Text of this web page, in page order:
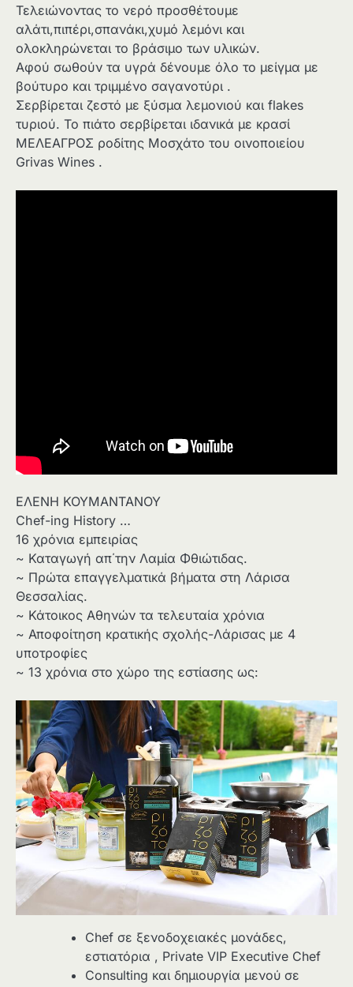
Τελειώνοντας το νερό προσθέτουμε
αλάτι,πιπέρι,σπανάκι,χυμό λεμόνι και
ολοκληρώνεται το βράσιμο των υλικών.
Αφού σωθούν τα υγρά δένουμε όλο το μείγμα με
βούτυρο και τριμμένο σαγανοτύρι .
Σερβίρεται ζεστό με ξύσμα λεμονιού και flakes
τυριού. Το πιάτο σερβίρεται ιδανικά με κρασί
ΜΕΛΕΑΓΡΟΣ ροδίτης Μοσχάτο του οινοποιείου
Grivas Wines .
ΕΛΕΝΗ ΚΟΥΜΑΝΤΑΝΟΥ
Chef-ing History …
16 χρόνια εμπειρίας
~ Καταγωγή απ΄την Λαμία Φθιώτιδας.
~ Πρώτα επαγγελματικά βήματα στη Λάρισα
Θεσσαλίας.
~ Κάτοικος Αθηνών τα τελευταία χρόνια
~ Αποφοίτηση κρατικής σχολής-Λάρισας με 4
υποτροφίες
~ 13 χρόνια στο χώρο της εστίασης ως:
Chef σε ξενοδοχειακές μονάδες,
εστιατόρια , Private VIP Executive Chef
Consulting και δημιουργία μενού σε